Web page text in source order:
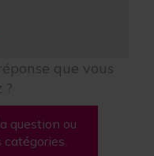
que vous
?
question ou
catégories.